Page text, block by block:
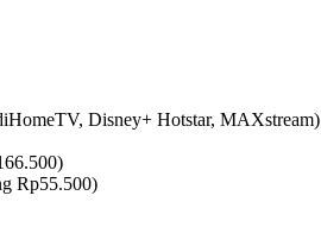
Disney+ Hotstar, MAXstream)
Rp55.500)